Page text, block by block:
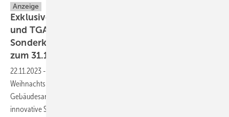
Anzeige
Exklusive Weihnachtsaktion: SHK-Handwerk
und TGA-Planung profitieren von
Sonderkonditionen für Branchensoftware bis
zum 31.12.2023
22.11.2023 -
Weihnachtsrabatt von 20% auf viele seiner Lösungen für energetische
Gebäudesanierung und -planung an. Hottgenroth ist bekannt für
innovative Software, die zielgerichtet entwickelt wurde, um die